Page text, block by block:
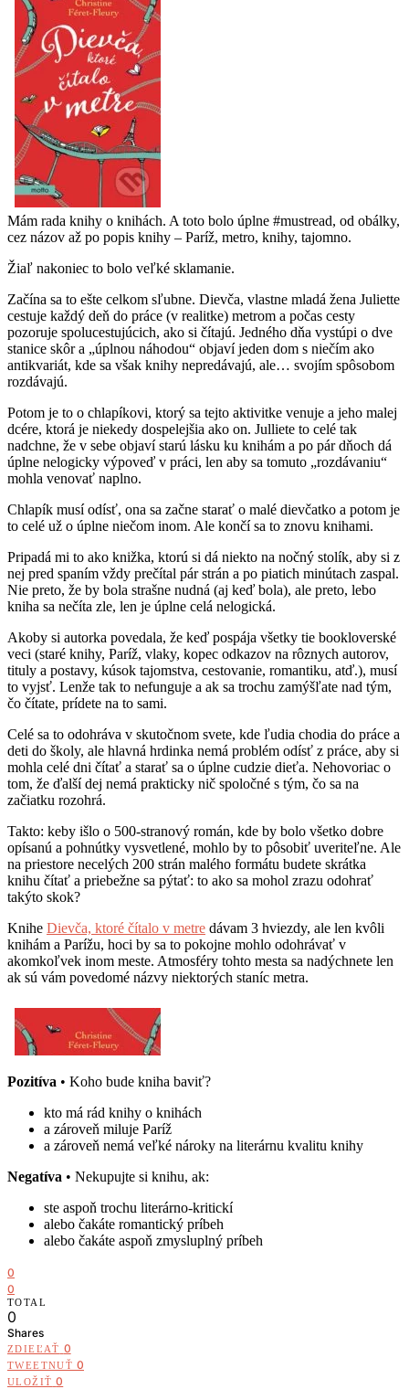
Mám rada knihy o knihách. A toto bolo úplne #mustread, od obálky,
cez názov až po popis knihy – Paríž, metro, knihy, tajomno.
Žiaľ nakoniec to bolo veľké sklamanie.
Začína sa to ešte celkom sľubne. Dievča, vlastne mladá žena Juliette
cestuje každý deň do práce (v realitke) metrom a počas cesty
pozoruje spolucestujúcich, ako si čítajú. Jedného dňa vystúpi o dve
stanice skôr a „úplnou náhodou“ objaví jeden dom s niečím ako
antikvariát, kde sa však knihy nepredávajú, ale… svojím spôsobom
rozdávajú.
Potom je to o chlapíkovi, ktorý sa tejto aktivitke venuje a jeho malej
dcére, ktorá je niekedy dospelejšia ako on. Julliete to celé tak
nadchne, že v sebe objaví starú lásku ku knihám a po pár dňoch dá
úplne nelogicky výpoveď v práci, len aby sa tomuto „rozdávaniu“
mohla venovať naplno.
Chlapík musí odísť, ona sa začne starať o malé dievčatko a potom je
to celé už o úplne niečom inom. Ale končí sa to znovu knihami.
Pripadá mi to ako knižka, ktorú si dá niekto na nočný stolík, aby si z
nej pred spaním vždy prečítal pár strán a po piatich minútach zaspal.
Nie preto, že by bola strašne nudná (aj keď bola), ale preto, lebo
kniha sa nečíta zle, len je úplne celá nelogická.
Akoby si autorka povedala, že keď pospája všetky tie bookloverské
veci (staré knihy, Paríž, vlaky, kopec odkazov na rôznych autorov,
tituly a postavy, kúsok tajomstva, cestovanie, romantiku, atď.), musí
to vyjsť. Lenže tak to nefunguje a ak sa trochu zamýšľate nad tým,
čo čítate, prídete na to sami.
Celé sa to odohráva v skutočnom svete, kde ľudia chodia do práce a
deti do školy, ale hlavná hrdinka nemá problém odísť z práce, aby si
mohla celé dni čítať a starať sa o úplne cudzie dieťa. Nehovoriac o
tom, že ďalší dej nemá prakticky nič spoločné s tým, čo sa na
začiatku rozohrá.
Takto: keby išlo o 500-stranový román, kde by bolo všetko dobre
opísanú a pohnútky vysvetlené, mohlo by to pôsobiť uveriteľne. Ale
na priestore necelých 200 strán malého formátu budete skrátka
knihu čítať a priebežne sa pýtať: to ako sa mohol zrazu odohrať
takýto skok?
Knihe Dievča, ktoré čítalo v metre dávam 3 hviezdy, ale len kvôli
knihám a Parížu, hoci by sa to pokojne mohlo odohrávať v
akomkoľvek inom meste. Atmosféry tohto mesta sa nadýchnete len
ak sú vám povedomé názvy niektorých staníc metra.
Pozitíva • Koho bude kniha baviť?
kto má rád knihy o knihách
a zároveň miluje Paríž
a zároveň nemá veľké nároky na literárnu kvalitu knihy
Negatíva • Nekupujte si knihu, ak:
ste aspoň trochu literárno-kritickí
alebo čakáte romantický príbeh
alebo čakáte aspoň zmysluplný príbeh
0
0
TOTAL
0
Shares
ZDIEĽAŤ 0
TWEETNUŤ 0
ULOŽIŤ 0